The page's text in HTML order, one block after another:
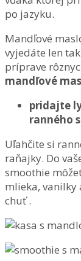
po jazyku.
Mandľové
vyjedáte len
príprave
mandľové
pridajte
ranného
Uľahčite si
raňajky. Do
smoothie
mlieka, vanilky
chuť .